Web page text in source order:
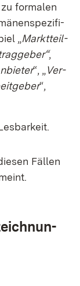
for­ma­len
„Markt­teil­
,
“, „Ver­
“,
Fäl­len